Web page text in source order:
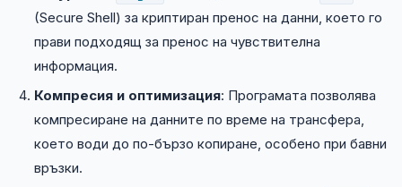
(Secure Shell) за криптиран пренос на данни, което го
прави подходящ за пренос на чувствителна
информация.
Компресия и оптимизация: Програмата позволява
компресиране на данните по време на трансфера,
което води до по-бързо копиране, особено при бавни
връзки.